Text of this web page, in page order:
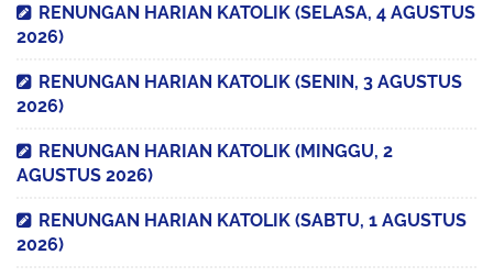
RENUNGAN HARIAN KATOLIK (SELASA, 4 AGUSTUS
2026)
RENUNGAN HARIAN KATOLIK (SENIN, 3 AGUSTUS
2026)
RENUNGAN HARIAN KATOLIK (MINGGU, 2
AGUSTUS 2026)
RENUNGAN HARIAN KATOLIK (SABTU, 1 AGUSTUS
2026)